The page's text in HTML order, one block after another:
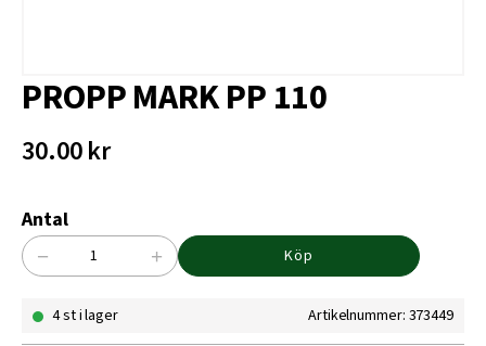
PROPP MARK PP 110
30.00kr
Antal
PROPP
PP
− + Köp
4 st i lager Artikelnummer: 373449